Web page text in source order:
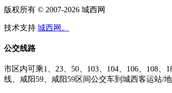
版权所有 © 2007-2026 城西网
技术支持 城西网。
公交线路
市区内可乘1、23、50、103、104、106、108、
线、咸阳59、咸阳59区间公交车到城西客运站/